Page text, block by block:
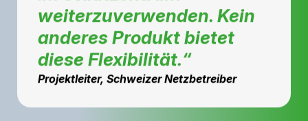
„Die Flexibilität der
Druckluftkabel
ermöglichte uns,
bestehende Infrastruktur